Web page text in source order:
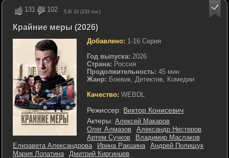
131 102 5.6/ 10 (233 гол.)
Крайние меры (2026)
Добавлено: 1-16 Серия
Год выпуска: 2026
Страна: Россия
Продолжительность: 45 мин
Жанр: Боевик, Детектив, Комедии
Качество: WEBDL
Режиссер: Виктор Конисевич
Актеры: Алексей Макаров
Олег Алмазов
Александр Нестеров
Артем Сучков
Владимир Маслаков
Елизавета Александрова
Ирина Ракшина
Андрей Полищук
Мария Лопатина
Дмитрий Киргинцев